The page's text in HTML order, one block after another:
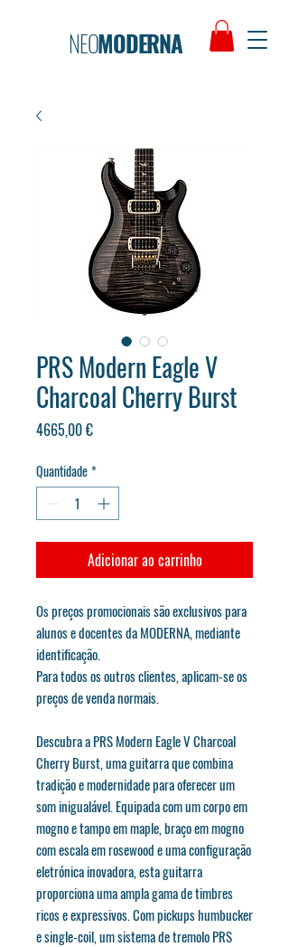
NEOMODERNA
PRS Modern Eagle V
Charcoal Cherry Burst
4665,00 €Preço
Quantidade*
Adicionar ao carrinho
Os preços promocionais são exclusivos para
alunos e docentes da MODERNA, mediante
identificação.
Para todos os outros clientes, aplicam-se os
preços de venda normais.
Descubra a PRS Modern Eagle V Charcoal
Cherry Burst, uma guitarra que combina
tradição e modernidade para oferecer um
som inigualável. Equipada com um corpo em
mogno e tampo em maple, braço em mogno
com escala em rosewood e uma configuração
eletrónica inovadora, esta guitarra
proporciona uma ampla gama de timbres
ricos e expressivos. Com pickups humbucker
e single-coil, um sistema de tremolo PRS